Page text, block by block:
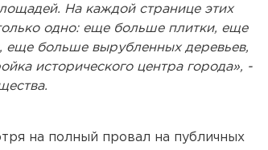
На каждой странице этих
одно: еще больше плитки, еще
еще больше вырубленных деревьев,
исторического центра города», -
на полный провал на публичных